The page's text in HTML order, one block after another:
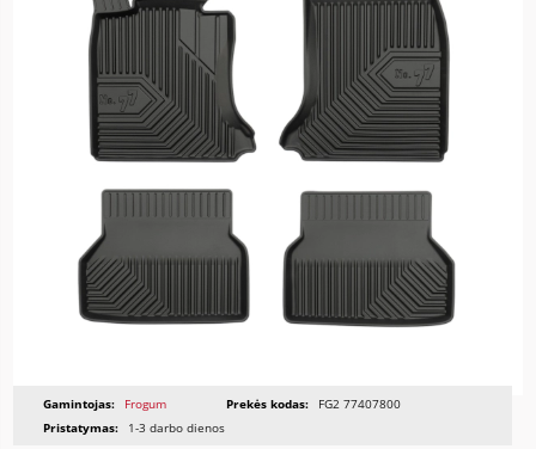
Gamintojas: Frogum Prekės kodas:
FG2 77407800
Pristatymas:
1-3 darbo dienos